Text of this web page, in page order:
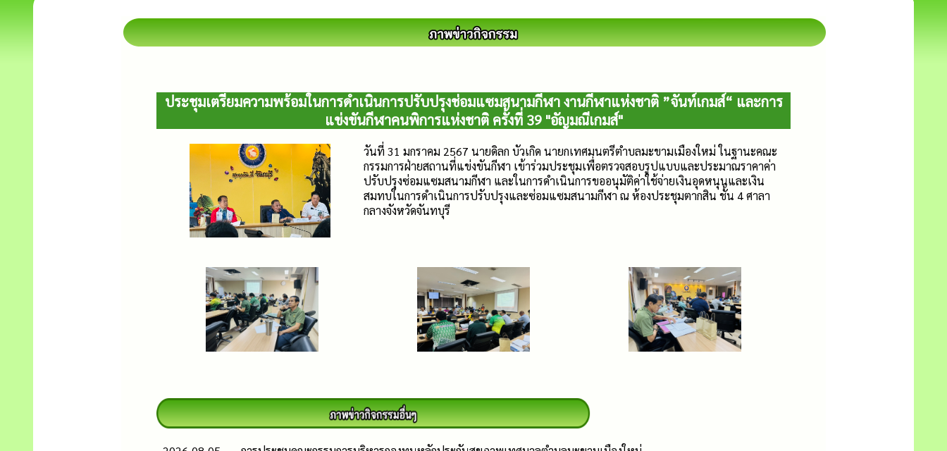
ประชุมเตรียมความพร้อมในการดำเนินการปรับปรุงช่อมแซมสนามกีฬา งานกีฬาแห่งชาติ ”จันท์เกมส์“ และการ
แข่งขันกีฬาคนพิการแห่งชาติ ครั้งที่ 39 "อัญมณีเกมส์"
วันที่ 31 มกราคม 2567 นายดิลก บัวเกิด นายกเทศมนตรีตำบลมะขามเมืองใหม่ ในฐานะคณะ
กรรมการฝ่ายสถานที่แข่งขันกีฬา เข้าร่วมประชุมเพื่อตรวจสอบรูปแบบและประมาณราคาค่า
ปรับปรุงซ่อมแซมสนามกีฬา และในการดำเนินการขออนุมัติค่าใช้จ่ายเงินอุดหนุนและเงิน
สมทบในการดำเนินการปรับปรุงและซ่อมแซมสนามกีฬา ณ ห้องประชุมตากสิน ชั้น 4 ศาลา
กลางจังหวัดจันทบุรี